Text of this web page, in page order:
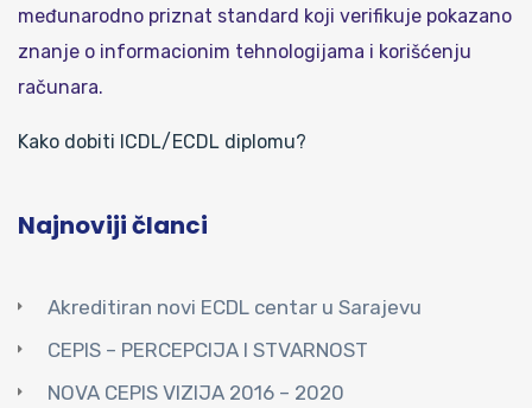
međunarodno priznat standard koji verifikuje pokazano
znanje o informacionim tehnologijama i korišćenju
računara.
Kako dobiti ICDL/ECDL diplomu?
Najnoviji članci
Akreditiran novi ECDL centar u Sarajevu
CEPIS – PERCEPCIJA I STVARNOST
NOVA CEPIS VIZIJA 2016 – 2020